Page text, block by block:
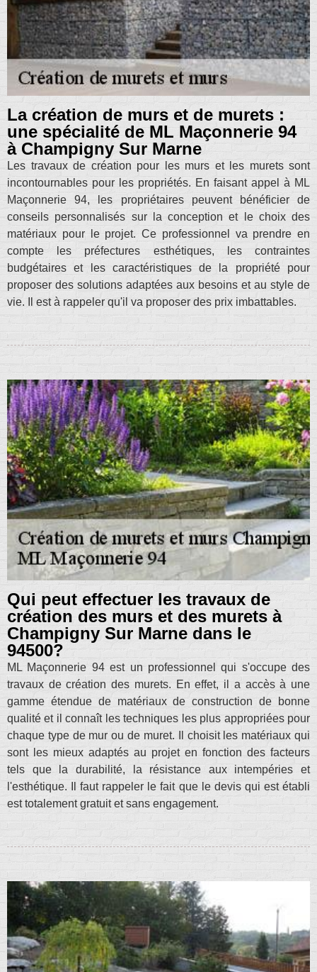
La création de murs et de murets :
une spécialité de ML Maçonnerie 94
à Champigny Sur Marne
Les travaux de création pour les murs et les murets sont
incontournables pour les propriétés. En faisant appel à ML
Maçonnerie 94, les propriétaires peuvent bénéficier de
conseils personnalisés sur la conception et le choix des
matériaux pour le projet. Ce professionnel va prendre en
compte les préfectures esthétiques, les contraintes
budgétaires et les caractéristiques de la propriété pour
proposer des solutions adaptées aux besoins et au style de
vie. Il est à rappeler qu'il va proposer des prix imbattables.
Qui peut effectuer les travaux de
création des murs et des murets à
Champigny Sur Marne dans le
94500?
ML Maçonnerie 94 est un professionnel qui s'occupe des
travaux de création des murets. En effet, il a accès à une
gamme étendue de matériaux de construction de bonne
qualité et il connaît les techniques les plus appropriées pour
chaque type de mur ou de muret. Il choisit les matériaux qui
sont les mieux adaptés au projet en fonction des facteurs
tels que la durabilité, la résistance aux intempéries et
l'esthétique. Il faut rappeler le fait que le devis qui est établi
est totalement gratuit et sans engagement.